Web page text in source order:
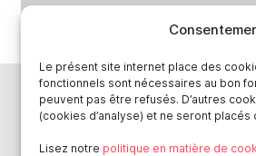
Le présent site internet place des
fonctionnels sont nécessaires au bon
peuvent pas être refusés. D’autres
(cookies d’analyse) et ne seront
Lisez notre politique en matière de